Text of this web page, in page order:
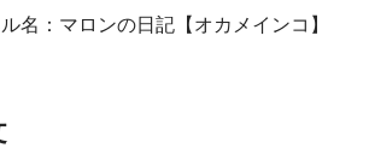
名：マロンの日記【オカメインコ】